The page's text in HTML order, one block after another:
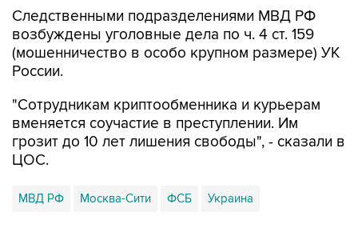
Следственными подразделениями МВД РФ
возбуждены уголовные дела по ч. 4 ст. 159
(мошенничество в особо крупном размере) УК
России.
"Сотрудникам криптообменника и курьерам
вменяется соучастие в преступлении. Им
грозит до 10 лет лишения свободы", - сказали в
ЦОС.
МВД РФ Москва-Сити ФСБ Украина